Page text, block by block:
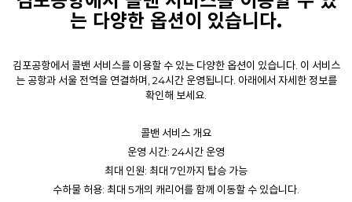
는 다양한 옵션이 있습니다.
김포공항에서 콜밴 서비스를 이용할 수 있는 다양한 옵션이 있습니다. 이 서비스
는 공항과 서울 전역을 연결하며, 24시간 운영됩니다. 아래에서 자세한 정보를
확인해 보세요.
콜밴 서비스 개요
운영 시간: 24시간 운영
최대 인원: 최대 7인까지 탑승 가능
수하물 허용: 최대 5개의 캐리어를 함께 이동할 수 있습니다.